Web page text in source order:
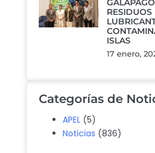
RESIDUOS
ISLAS
17 enero,
Categorías de
APEL (5)
Noticias (836)